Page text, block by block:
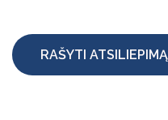
RAŠYTI ATSILIEPIMĄ